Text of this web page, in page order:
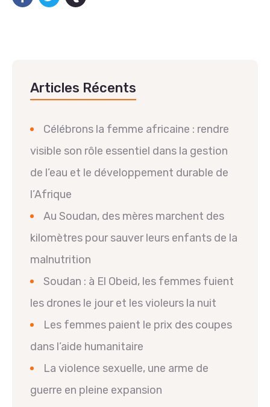
Articles Récents
Célébrons la femme africaine : rendre
visible son rôle essentiel dans la gestion
de l’eau et le développement durable de
l’Afrique
Au Soudan, des mères marchent des
kilomètres pour sauver leurs enfants de la
malnutrition
Soudan : à El Obeid, les femmes fuient
les drones le jour et les violeurs la nuit
Les femmes paient le prix des coupes
dans l’aide humanitaire
La violence sexuelle, une arme de
guerre en pleine expansion